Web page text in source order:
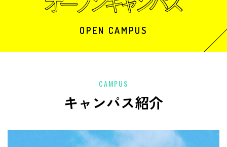
OPEN CAMPUS
CAMPUS
キャンパス紹介